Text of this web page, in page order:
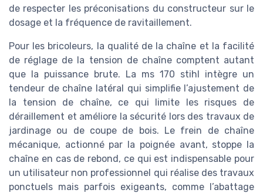
de respecter les préconisations du constructeur sur le
dosage et la fréquence de ravitaillement.
Pour les bricoleurs, la qualité de la chaîne et la facilité
de réglage de la tension de chaîne comptent autant
que la puissance brute. La ms 170 stihl intègre un
tendeur de chaîne latéral qui simplifie l’ajustement de
la tension de chaîne, ce qui limite les risques de
déraillement et améliore la sécurité lors des travaux de
jardinage ou de coupe de bois. Le frein de chaîne
mécanique, actionné par la poignée avant, stoppe la
chaîne en cas de rebond, ce qui est indispensable pour
un utilisateur non professionnel qui réalise des travaux
ponctuels mais parfois exigeants, comme l’abattage